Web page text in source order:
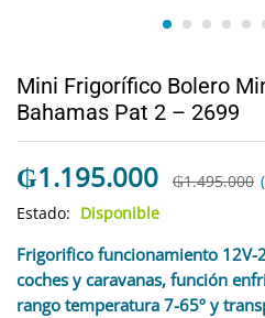
Mini Frigorífico Bolero
Bahamas Pat 2 – 2699
₲1.195.000 ₲1.495.000
Estado: Disponible
Frigorifico funcionamiento 12V-
coches y caravanas, función
rango temperatura 7-65º y